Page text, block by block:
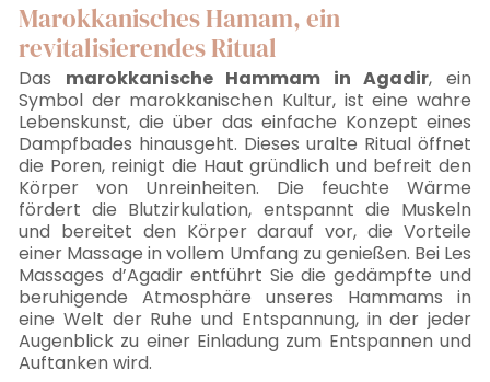
Marokkanisches Hamam, ein
revitalisierendes Ritual
Das marokkanische Hammam in Agadir, ein
Symbol der marokkanischen Kultur, ist eine wahre
Lebenskunst, die über das einfache Konzept eines
Dampfbades hinausgeht. Dieses uralte Ritual öffnet
die Poren, reinigt die Haut gründlich und befreit den
Körper von Unreinheiten. Die feuchte Wärme
fördert die Blutzirkulation, entspannt die Muskeln
und bereitet den Körper darauf vor, die Vorteile
einer Massage in vollem Umfang zu genießen. Bei Les
Massages d’Agadir entführt Sie die gedämpfte und
beruhigende Atmosphäre unseres Hammams in
eine Welt der Ruhe und Entspannung, in der jeder
Augenblick zu einer Einladung zum Entspannen und
Auftanken wird.